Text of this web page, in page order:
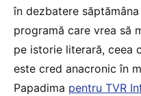
în dezbatere
programă care vrea să
pe istorie literară, ceea
este cred anacronic în
Papadima pentru TVR